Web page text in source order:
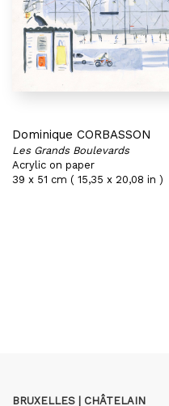
Dominique CORBASSON
Les Grands Boulevards
Acrylic on paper
39 x 51 cm ( 15,35 x 20,08 in )
BRUXELLES | CHÂTELAIN